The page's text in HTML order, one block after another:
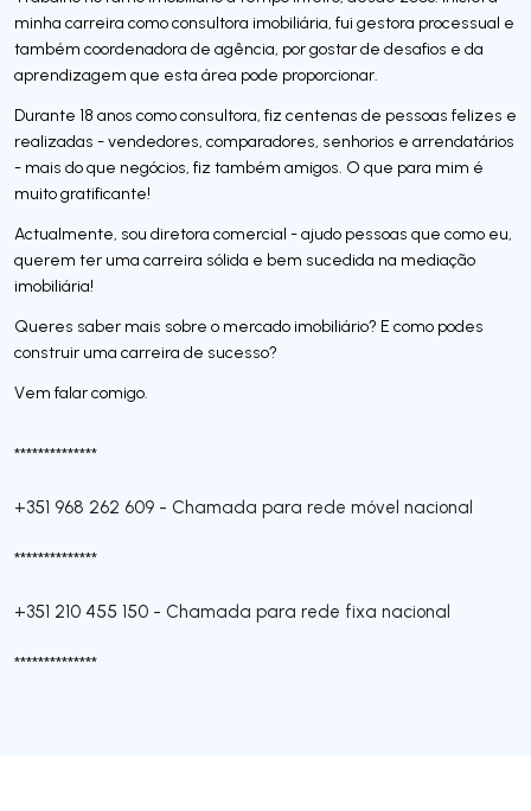
minha carreira como consultora imobiliária, fui gestora processual e
também coordenadora de agência, por gostar de desafios e da
aprendizagem que esta área pode proporcionar.
Durante 18 anos como consultora, fiz centenas de pessoas felizes e
realizadas - vendedores, comparadores, senhorios e arrendatários
- mais do que negócios, fiz também amigos. O que para mim é
muito gratificante!
Actualmente, sou diretora comercial - ajudo pessoas que como eu,
querem ter uma carreira sólida e bem sucedida na mediação
imobiliária!
Queres saber mais sobre o mercado imobiliário? E como podes
construir uma carreira de sucesso?
Vem falar comigo.
**************
+351 968 262 609 - Chamada para rede móvel nacional
**************
+351 210 455 150 - Chamada para rede fixa nacional
**************